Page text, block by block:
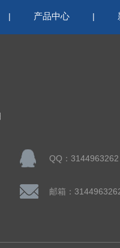
| 产品中心 |
QQ：3144963262
邮箱：